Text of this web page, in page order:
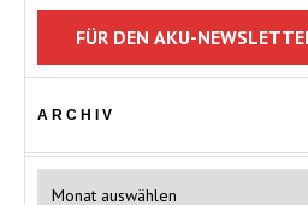
ARCHIV